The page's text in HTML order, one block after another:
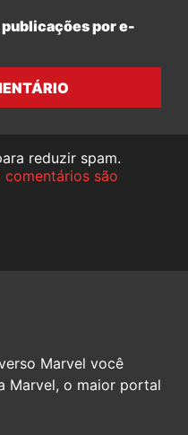
por e-
reduzir spam.
comentários são
Marvel você
Marvel, o maior portal